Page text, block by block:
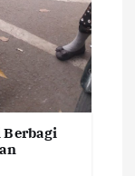
Berbagi